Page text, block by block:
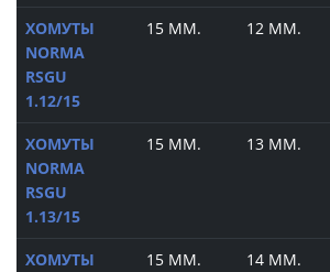
ХОМУТЫ
NORMA
RSGU
1.12/15
15 ММ. 12 ММ.
ХОМУТЫ
NORMA
RSGU
1.13/15
15 ММ. 13 ММ.
ХОМУТЫ
15 ММ. 14 ММ.